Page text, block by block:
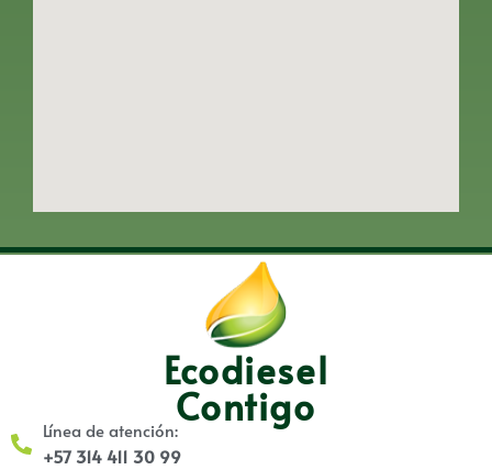
Ecodiesel
Contigo
Línea de atención:
+57 314 411 30 99